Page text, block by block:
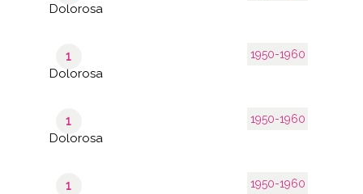
Dolorosa
1950-1960
1
Dolorosa
1950-1960
1
Dolorosa
1950-1960
1